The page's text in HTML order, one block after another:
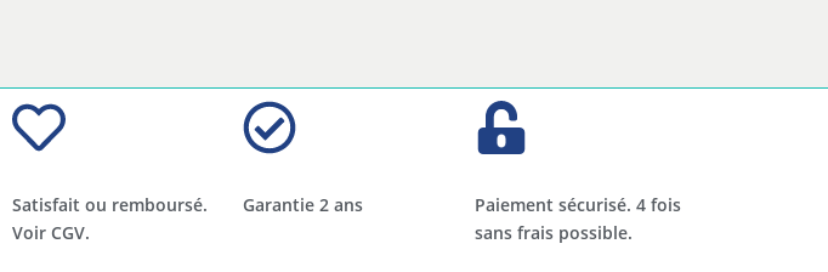
Satisfait ou remboursé.
Voir CGV.
Garantie 2 ans
Paiement sécurisé. 4 fois
sans frais possible.